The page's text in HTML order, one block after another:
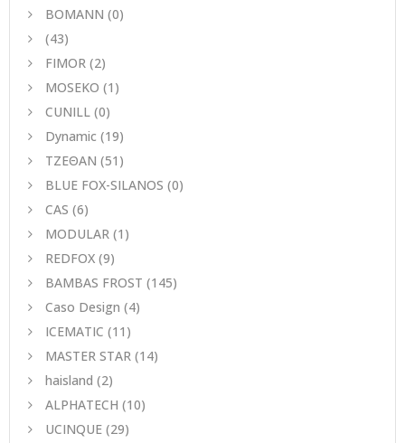
BOMANN (0)
(43)
FIMOR (2)
MOSEKO (1)
CUNILL (0)
Dynamic (19)
ΤΖΕΘΑΝ (51)
BLUE FOX-SILANOS (0)
CAS (6)
MODULAR (1)
REDFOX (9)
BAMBAS FROST (145)
Caso Design (4)
ICEMATIC (11)
MASTER STAR (14)
haisland (2)
ALPHATECH (10)
UCINQUE (29)